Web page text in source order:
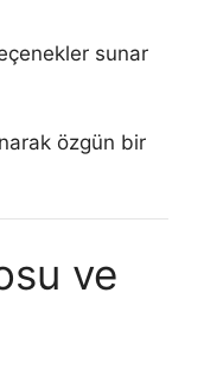
sunar
özgün bir
ve